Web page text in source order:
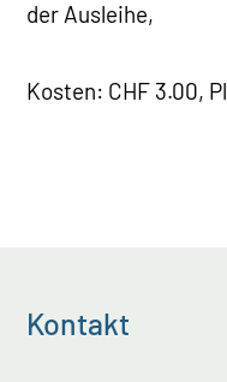
der Ausleihe,
Kosten: CHF 3.00,
Kontakt